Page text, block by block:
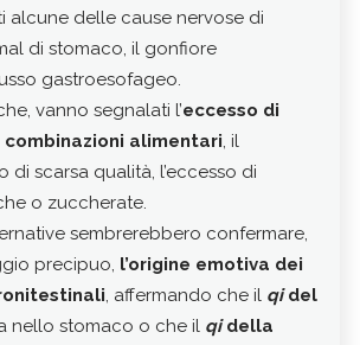
alcune delle cause nervose di
di stomaco, il gonfiore
gastroesofageo.
vanno segnalati l’eccesso di
alimentari, il
di scarsa qualità, l’eccesso di
o zuccherate.
sembrerebbero confermare,
precipuo, l’origine emotiva dei
, affermando che il qidel
nello stomaco o che il qidella